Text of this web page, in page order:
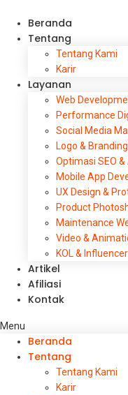
Beranda
Tentang
Tentang Kami
Karir
Layanan
Web
Performance
Social Media
Logo &
Optimasi SEO &
Mobile App
UX Design &
Product
Maintenance
Video &
KOL &
Artikel
Afiliasi
Kontak
Menu
Beranda
Tentang
Tentang Kami
Karir